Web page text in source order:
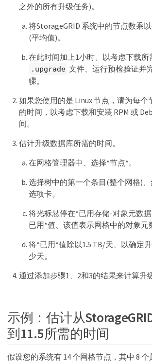
之外的所有升级任务)。
将StorageGRID 系统中的节点数乘
(平均值)。
在此时间加上1小时、以考虑下载所
.upgrade 文件、运行预检验证并
骤。
如果您使用的是 Linux 节点，请为每个
的时间，以考虑下载和安装 RPM 或
间。
估计升级数据库所需的时间。
在网格管理器中、选择*节点*。
选择树中的第一个条目(整个网格)
选项卡。
将光标悬停在*已用存储-对象元数
已用*值、该值表示网格中的对象元
将*已用*值除以1.5 TB/天、以确定
少天。
通过添加步骤1、2和3的结果来计算升
示例：估计从
到11.5所需的时间
假设您的系统有 14 个网格节点，其中 8 个